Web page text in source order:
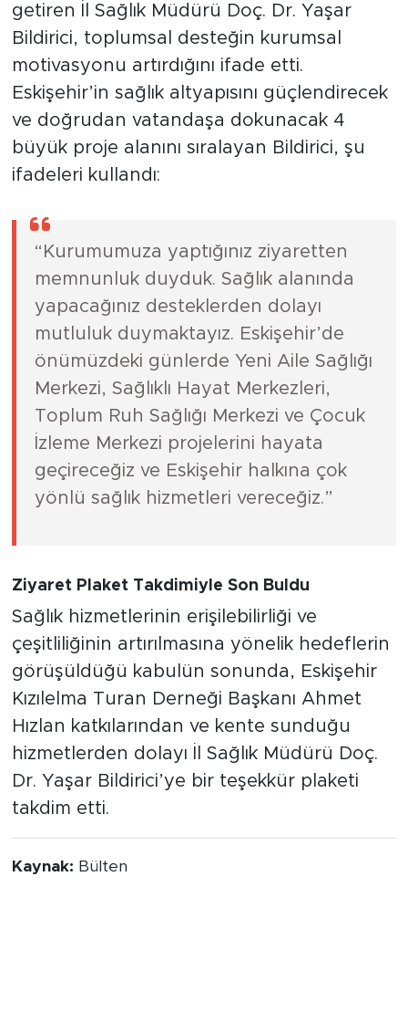
getiren İl Sağlık Müdürü Doç. Dr. Yaşar
Bildirici, toplumsal desteğin kurumsal
motivasyonu artırdığını ifade etti.
Eskişehir’in sağlık altyapısını güçlendirecek
ve doğrudan vatandaşa dokunacak 4
büyük proje alanını sıralayan Bildirici, şu
ifadeleri kullandı:
“Kurumumuza yaptığınız ziyaretten
memnunluk duyduk. Sağlık alanında
yapacağınız desteklerden dolayı
mutluluk duymaktayız. Eskişehir’de
önümüzdeki günlerde Yeni Aile Sağlığı
Merkezi, Sağlıklı Hayat Merkezleri,
Toplum Ruh Sağlığı Merkezi ve Çocuk
İzleme Merkezi projelerini hayata
geçireceğiz ve Eskişehir halkına çok
yönlü sağlık hizmetleri vereceğiz.”
Ziyaret Plaket Takdimiyle Son Buldu
Sağlık hizmetlerinin erişilebilirliği ve
çeşitliliğinin artırılmasına yönelik hedeflerin
görüşüldüğü kabulün sonunda, Eskişehir
Kızılelma Turan Derneği Başkanı Ahmet
Hızlan katkılarından ve kente sunduğu
hizmetlerden dolayı İl Sağlık Müdürü Doç.
Dr. Yaşar Bildirici’ye bir teşekkür plaketi
takdim etti.
Kaynak: Bülten